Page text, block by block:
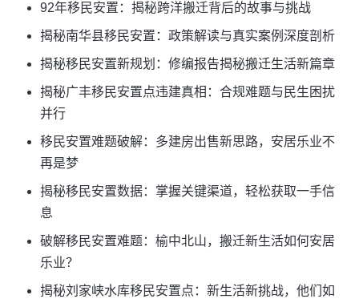
92年移民安置：揭秘跨洋搬迁背后的故事与挑战
揭秘南华县移民安置：政策解读与真实案例深度剖析
揭秘移民安置新规划：修编报告揭秘搬迁生活新篇章
揭秘广丰移民安置点违建真相：合规难题与民生困扰
并行
移民安置难题破解：多建房出售新思路，安居乐业不
再是梦
揭秘移民安置数据：掌握关键渠道，轻松获取一手信
息
破解移民安置难题：榆中北山，搬迁新生活如何安居
乐业？
揭秘刘家峡水库移民安置点：新生活新挑战，他们如